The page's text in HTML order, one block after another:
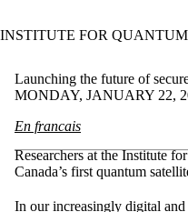
INSTITUTE FOR
Launching the future of
MONDAY, JANUARY 22,
En francais
Researchers at the Institute
Canada’s first quantum
In our increasingly digital